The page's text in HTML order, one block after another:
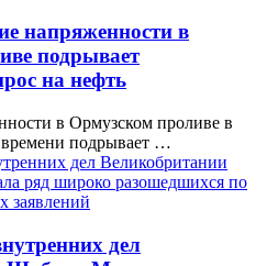
напряженности в
подрывает
на нефть
в Ормузском проливе в
времени подрывает …
дел